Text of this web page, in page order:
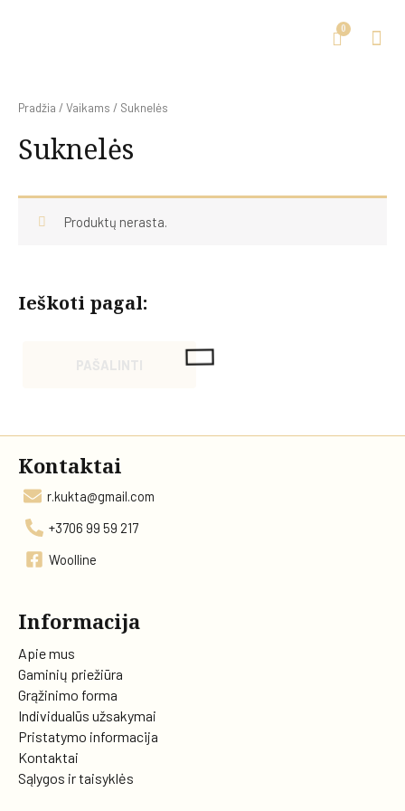
Ieškoti pagal:
Pradžia /Vaikams / Suknelės
Suknelės
Produktų nerasta.
Kontaktai
r.kukta@gmail.com
+3706 99 59 217
Woolline
Informacija
Apie mus
Gaminių priežiūra
Grąžinimo forma
Individualūs užsakymai
Pristatymo informacija
Kontaktai
Sąlygos ir taisyklės